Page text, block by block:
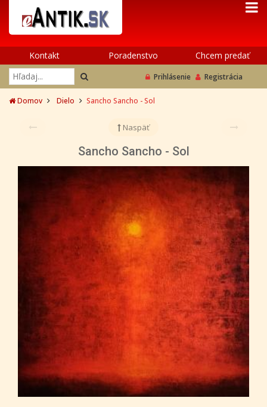
Kontakt Poradenstvo Chcem predať
Prihlásenie Registrácia
Domov Dielo Sancho Sancho - Sol
Naspäť
Sancho Sancho - Sol